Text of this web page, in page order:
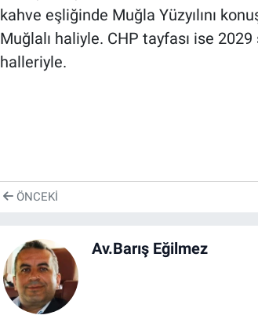
kahve eşliğinde Muğla Yüzyılını
Muğlalı haliyle. CHP tayfası ise
halleriyle.
ÖNCEKI
Av.Barış Eğilmez